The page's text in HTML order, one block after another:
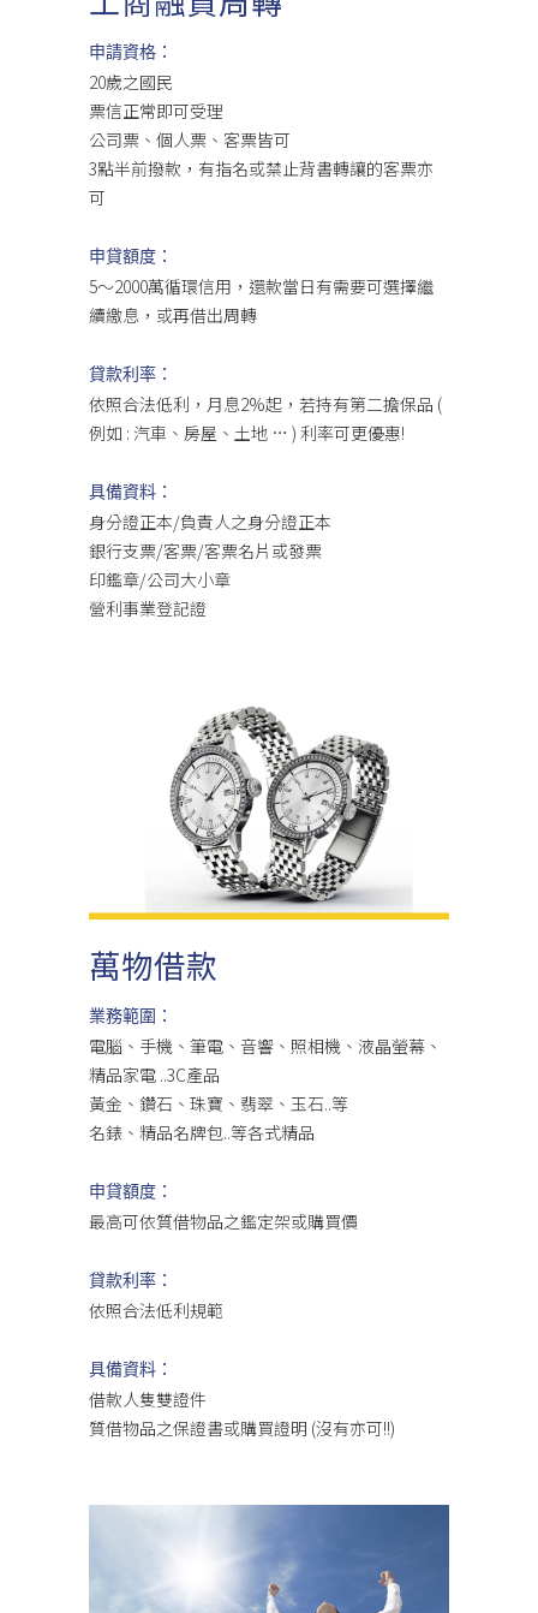
申請資格：
20歲之國民
票信正常即可受理
公司票、個人票、客票皆可
3點半前撥款，有指名或禁止背書轉讓的客票亦
可
申貸額度：
5～2000萬循環信用，還款當日有需要可選擇繼
續繳息，或再借出周轉
貸款利率：
依照合法低利，月息2%起，若持有第二擔保品 (
例如 : 汽車、房屋、土地 … ) 利率可更優惠!
具備資料：
身分證正本/負責人之身分證正本
銀行支票/客票/客票名片或發票
印鑑章/公司大小章
營利事業登記證
萬物借款
業務範圍：
電腦、手機、筆電、音響、照相機、液晶螢幕、
精品家電 ..3C產品
黃金、鑽石、珠寶、翡翠、玉石..等
名錶、精品名牌包..等各式精品
申貸額度：
最高可依質借物品之鑑定架或購買價
貸款利率：
依照合法低利規範
具備資料：
借款人隻雙證件
質借物品之保證書或購買證明 (沒有亦可!!)